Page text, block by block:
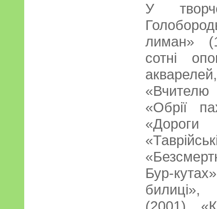
У
лиман»
сотні
«Обрії
Бур-